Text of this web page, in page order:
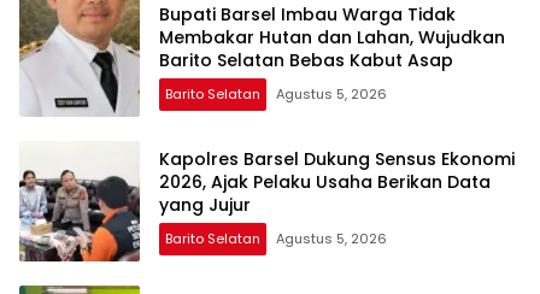
Bupati Barsel Imbau Warga Tidak
Membakar Hutan dan Lahan, Wujudkan
Barito Selatan Bebas Kabut Asap
Barito Selatan Agustus 5, 2026
Kapolres Barsel Dukung Sensus Ekonomi
2026, Ajak Pelaku Usaha Berikan Data
yang Jujur
Barito Selatan Agustus 5, 2026